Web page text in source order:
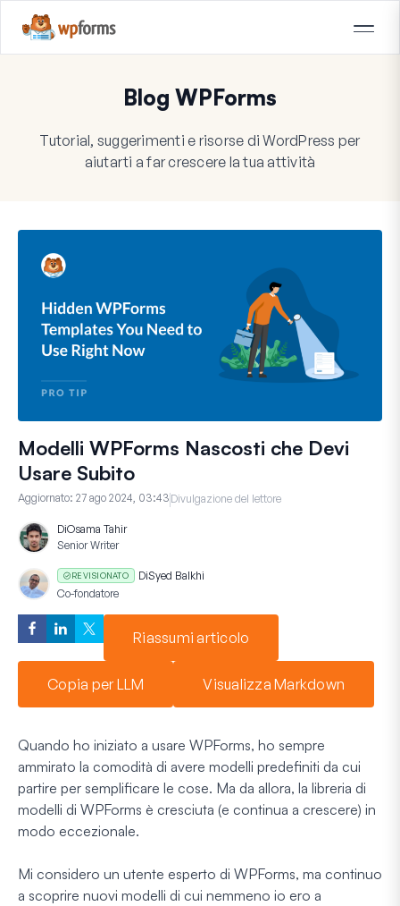
Blog WPForms
Tutorial, suggerimenti e risorse di WordPress per
aiutarti a far crescere la tua attività
Modelli WPForms Nascosti che Devi
Usare Subito
Aggiornato: 27 ago 2024, 03:43 Divulgazione del lettore
DiOsama Tahir
Senior Writer
REVISIONATO DiSyed Balkhi
Co-fondatore
Riassumi articolo
Copia per LLM Visualizza Markdown
Quando ho iniziato a usare WPForms, ho sempre
ammirato la comodità di avere modelli predefiniti da cui
partire per semplificare le cose. Ma da allora, la libreria di
modelli di WPForms è cresciuta (e continua a crescere) in
modo eccezionale.
Mi considero un utente esperto di WPForms, ma continuo
a scoprire nuovi modelli di cui nemmeno io ero a